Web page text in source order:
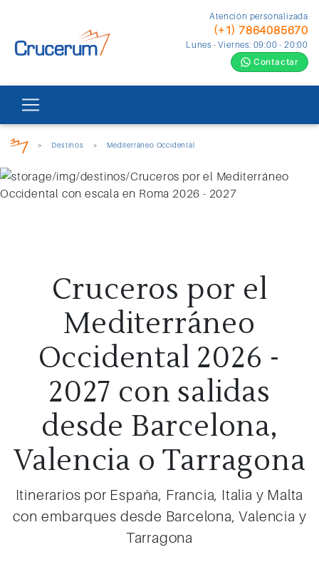
Atención personalizada
(+1) 7864085670
Lunes - Viernes: 09:00 - 20:00
Contactar
> Destinos > Mediterráneo Occidental
Cruceros por el
Mediterráneo
Occidental 2026 -
2027 con salidas
desde Barcelona,
Valencia o Tarragona
Itinerarios por España, Francia, Italia y Malta
con embarques desde Barcelona, Valencia y
Tarragona